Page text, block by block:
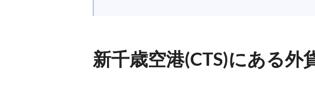
新千歳空港(CTS)にある外